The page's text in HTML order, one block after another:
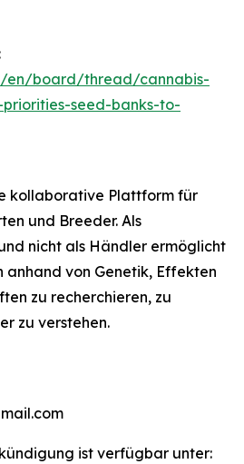
en/board/thread/cannabis-
seed-banks-to-
kollaborative Plattform für
und Breeder. Als
nicht als Händler ermöglicht
anhand von Genetik, Effekten
zu recherchieren, zu
zu verstehen.
ist verfügbar unter: